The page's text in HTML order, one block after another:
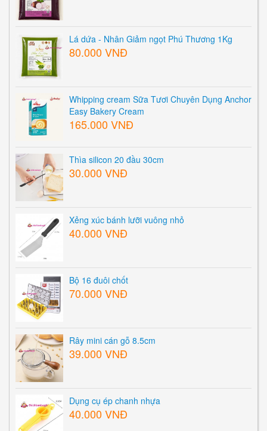
Lá dứa - Nhân Giảm ngọt Phú Thương 1Kg
80.000 VNĐ
Whipping cream Sữa Tươi Chuyên Dụng Anchor
Easy Bakery Cream
165.000 VNĐ
Thìa silicon 20 đầu 30cm
30.000 VNĐ
Xẻng xúc bánh lưỡi vuông nhỏ
40.000 VNĐ
Bộ 16 đuôi chốt
70.000 VNĐ
Rây mini cán gỗ 8.5cm
39.000 VNĐ
Dụng cụ ép chanh nhựa
40.000 VNĐ